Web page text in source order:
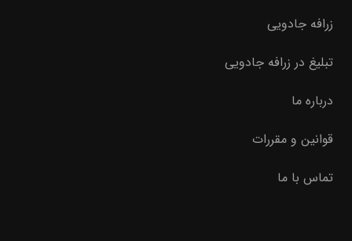
زرافه جادویی
تبلیغ در زرافه جادویی
درباره ما
قوانین و مقررات
تماس با ما